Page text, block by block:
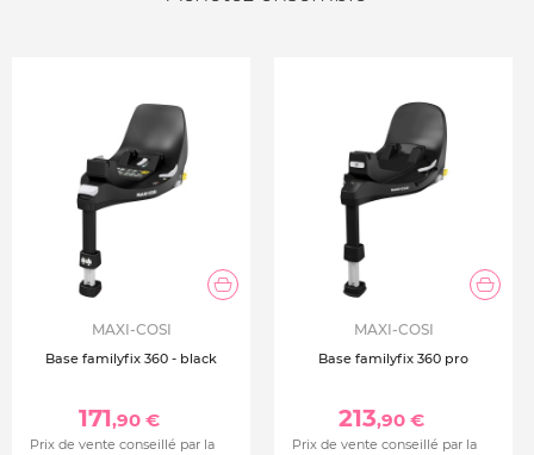
MAXI-COSI
Base familyfix 360 - black
171,90 €
Prix de vente conseillé par la
MAXI-COSI
Base familyfix 360 pro
213,90 €
Prix de vente conseillé par la